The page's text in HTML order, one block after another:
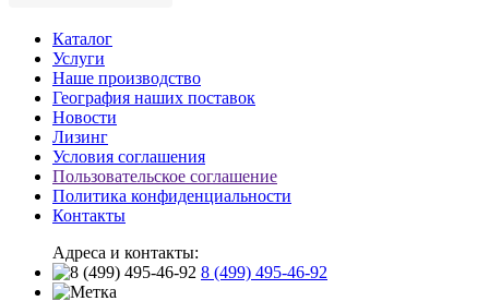
Каталог
Услуги
Наше производство
География наших поставок
Новости
Лизинг
Условия соглашения
Пользовательское соглашение
Политика конфиденциальности
Контакты
Адреса и контакты:
8 (499) 495-46-92